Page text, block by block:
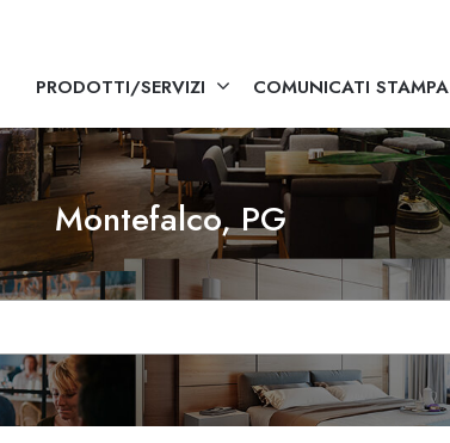
PRODOTTI/SERVIZI COMUNICATI STAMPA
Montefalco, PG